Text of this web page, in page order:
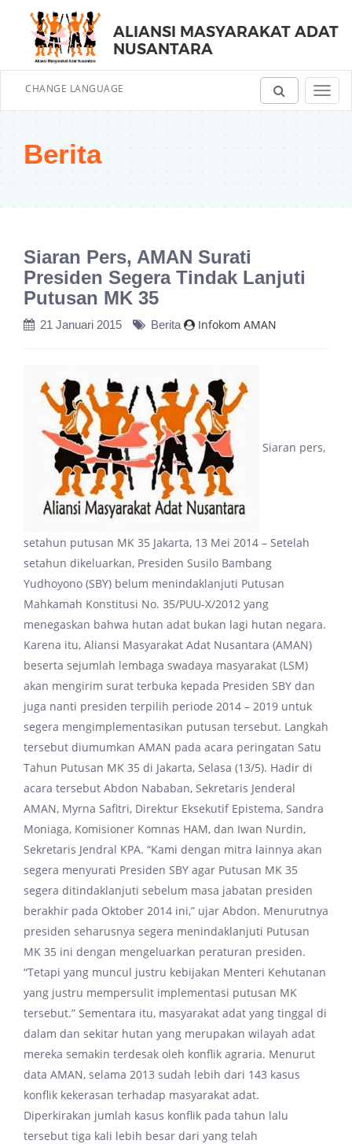
ALIANSI MASYARAKAT ADAT
NUSANTARA
CHANGE LANGUAGE
Berita
Siaran Pers, AMAN Surati
Presiden Segera Tindak Lanjuti
Putusan MK 35
21 Januari 2015 Berita Infokom AMAN
Siaran pers,
setahun putusan MK 35 Jakarta, 13 Mei 2014 – Setelah
setahun dikeluarkan, Presiden Susilo Bambang
Yudhoyono (SBY) belum menindaklanjuti Putusan
Mahkamah Konstitusi No. 35/PUU-X/2012 yang
menegaskan bahwa hutan adat bukan lagi hutan negara.
Karena itu, Aliansi Masyarakat Adat Nusantara (AMAN)
beserta sejumlah lembaga swadaya masyarakat (LSM)
akan mengirim surat terbuka kepada Presiden SBY dan
juga nanti presiden terpilih periode 2014 – 2019 untuk
segera mengimplementasikan putusan tersebut. Langkah
tersebut diumumkan AMAN pada acara peringatan Satu
Tahun Putusan MK 35 di Jakarta, Selasa (13/5). Hadir di
acara tersebut Abdon Nababan, Sekretaris Jenderal
AMAN, Myrna Safitri, Direktur Eksekutif Epistema, Sandra
Moniaga, Komisioner Komnas HAM, dan Iwan Nurdin,
Sekretaris Jendral KPA. “Kami dengan mitra lainnya akan
segera menyurati Presiden SBY agar Putusan MK 35
segera ditindaklanjuti sebelum masa jabatan presiden
berakhir pada Oktober 2014 ini,” ujar Abdon. Menurutnya
presiden seharusnya segera menindaklanjuti Putusan
MK 35 ini dengan mengeluarkan peraturan presiden.
“Tetapi yang muncul justru kebijakan Menteri Kehutanan
yang justru mempersulit implementasi putusan MK
tersebut.” Sementara itu, masyarakat adat yang tinggal di
dalam dan sekitar hutan yang merupakan wilayah adat
mereka semakin terdesak oleh konflik agraria. Menurut
data AMAN, selama 2013 sudah lebih dari 143 kasus
konflik kekerasan terhadap masyarakat adat.
Diperkirakan jumlah kasus konflik pada tahun lalu
tersebut tiga kali lebih besar dari yang telah